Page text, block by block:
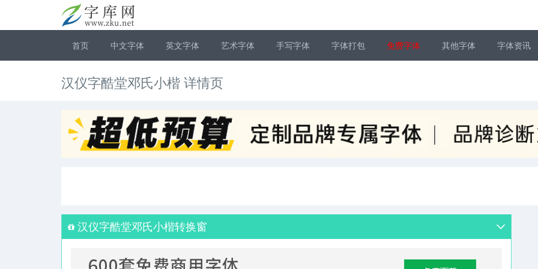
首页 中文字体 英文字体 艺术字体 手写字体 字体打包 免费字体 其他字体 字体资讯
汉仪字酷堂邓氏小楷 详情页
汉仪字酷堂邓氏小楷转换窗